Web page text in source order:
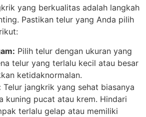
yang berkualitas adalah langkah
Pastikan telur yang Anda pilih
Pilih telur dengan ukuran yang
telur yang terlalu kecil atau besar
ketidaknormalan.
Telur jangkrik yang sehat biasanya
kuning pucat atau krem. Hindari
terlalu gelap atau memiliki